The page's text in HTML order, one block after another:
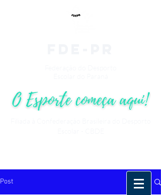
Post